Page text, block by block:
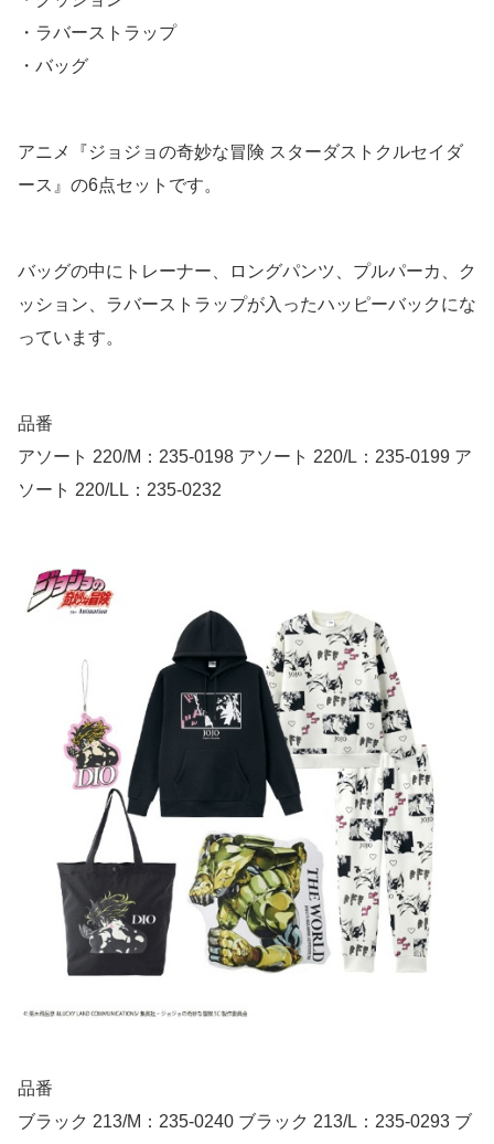
・ラバーストラップ
・バッグ
アニメ『ジョジョの奇妙な冒険 スターダストクルセイダ
ース』の6点セットです。
バッグの中にトレーナー、ロングパンツ、プルパーカ、ク
ッション、ラバーストラップが入ったハッピーバックにな
っています。
品番
アソート 220/M：235-0198 アソート 220/L：235-0199 ア
ソート 220/LL：235-0232
品番
ブラック 213/M：235-0240 ブラック 213/L：235-0293 ブ